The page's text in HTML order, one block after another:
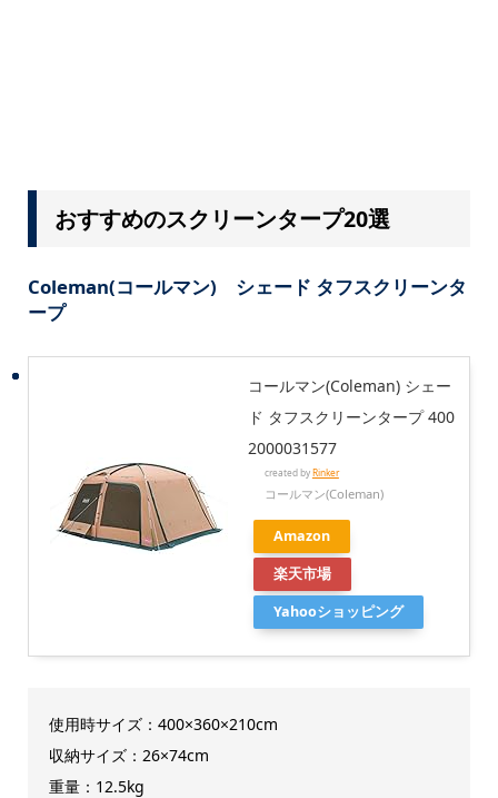
おすすめのスクリーンタープ20選
Coleman(コールマン) シェード タフスクリーンタ
ープ
コールマン(Coleman) シェー
ド タフスクリーンタープ 400
2000031577
created byRinker
コールマン(Coleman)
Amazon
楽天市場
Yahooショッピング
使用時サイズ：400×360×210cm
収納サイズ：26×74cm
重量：12.5kg